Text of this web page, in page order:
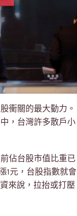
衝關的最大動力。
，台灣許多散戶小
佔台股市值比重已
1元，台股指數就會
來說，拉抬或打壓